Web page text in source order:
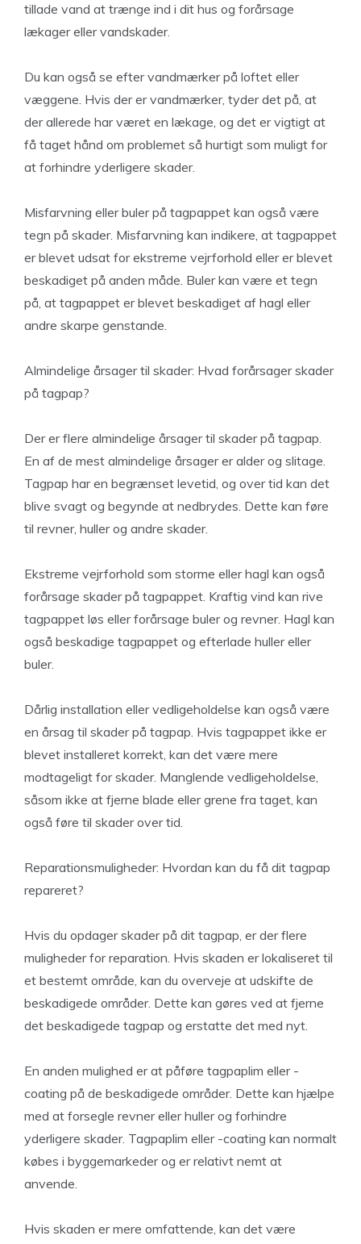
tillade vand at trænge ind i dit hus og forårsage
lækager eller vandskader.
Du kan også se efter vandmærker på loftet eller
væggene. Hvis der er vandmærker, tyder det på, at
der allerede har været en lækage, og det er vigtigt at
få taget hånd om problemet så hurtigt som muligt for
at forhindre yderligere skader.
Misfarvning eller buler på tagpappet kan også være
tegn på skader. Misfarvning kan indikere, at tagpappet
er blevet udsat for ekstreme vejrforhold eller er blevet
beskadiget på anden måde. Buler kan være et tegn
på, at tagpappet er blevet beskadiget af hagl eller
andre skarpe genstande.
Almindelige årsager til skader: Hvad forårsager skader
på tagpap?
Der er flere almindelige årsager til skader på tagpap.
En af de mest almindelige årsager er alder og slitage.
Tagpap har en begrænset levetid, og over tid kan det
blive svagt og begynde at nedbrydes. Dette kan føre
til revner, huller og andre skader.
Ekstreme vejrforhold som storme eller hagl kan også
forårsage skader på tagpappet. Kraftig vind kan rive
tagpappet løs eller forårsage buler og revner. Hagl kan
også beskadige tagpappet og efterlade huller eller
buler.
Dårlig installation eller vedligeholdelse kan også være
en årsag til skader på tagpap. Hvis tagpappet ikke er
blevet installeret korrekt, kan det være mere
modtageligt for skader. Manglende vedligeholdelse,
såsom ikke at fjerne blade eller grene fra taget, kan
også føre til skader over tid.
Reparationsmuligheder: Hvordan kan du få dit tagpap
repareret?
Hvis du opdager skader på dit tagpap, er der flere
muligheder for reparation. Hvis skaden er lokaliseret til
et bestemt område, kan du overveje at udskifte de
beskadigede områder. Dette kan gøres ved at fjerne
det beskadigede tagpap og erstatte det med nyt.
En anden mulighed er at påføre tagpaplim eller -
coating på de beskadigede områder. Dette kan hjælpe
med at forsegle revner eller huller og forhindre
yderligere skader. Tagpaplim eller -coating kan normalt
købes i byggemarkeder og er relativt nemt at
anvende.
Hvis skaden er mere omfattende, kan det være